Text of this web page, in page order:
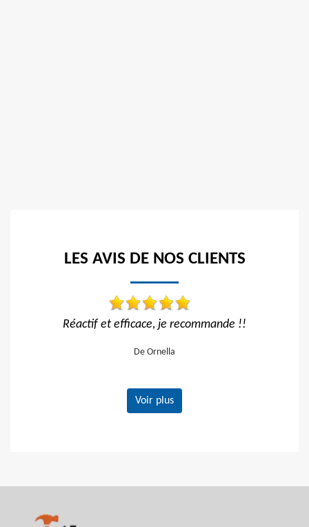
LES AVIS DE NOS CLIENTS
Travail impeccable
Voir plus